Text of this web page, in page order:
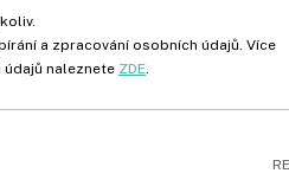
a zpracování osobních údajů. Více
naleznete ZDE